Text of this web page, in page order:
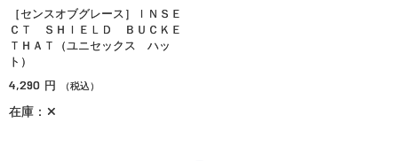
［センスオブグレース］ＩＮＳＥ
ＣＴ ＳＨＩＥＬＤ ＢＵＣＫＥ
ＴＨＡＴ（ユニセックス ハッ
ト）
4,290 円 （税込）
在庫：✕